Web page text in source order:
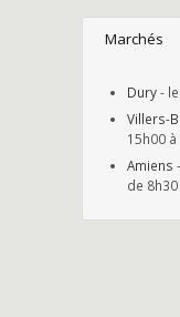
Marchés
Dury-
Villers-
15h00
Amiens
de